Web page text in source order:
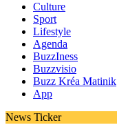
Culture
Sport
Lifestyle
Agenda
BuzzIness
Buzzvisio
Buzz Kréa Matinik
App
News Ticker